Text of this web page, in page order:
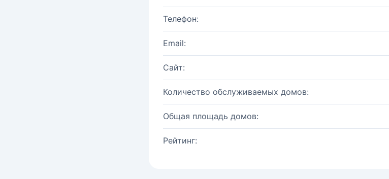
Телефон:
Email:
Сайт:
Количество обслуживаемых домов:
Общая площадь домов:
Рейтинг: